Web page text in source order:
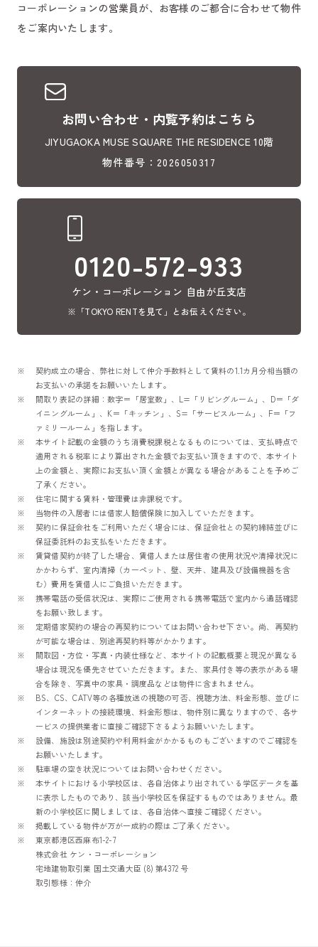
コーポレーションの営業員が、お客様のご都合に合わせて物件
をご案内いたします。
お問い合わせ・内覧予約はこちら
JIYUGAOKA MUSE SQUARE THE RESIDENCE 10階
物件番号：2026050317
0120-572-933
ケン・コーポレーション 自由が丘支店
※「TOKYO RENTを見て」とお伝えください。
契約成立の場合、弊社に対して仲介手数料として賃料の1.1カ月分相当額の
お支払いの承諾をお願いいたします。
間取り表記の詳細：数字＝「居室数」、L=「リビングルーム」、D＝「ダ
イニングルーム」、K＝「キッチン」、S=「サービスルーム」、F＝「フ
ァミリールーム」を指します。
本サイト記載の金額のうち消費税課税となるものについては、支払時点で
適用される税率により算出された金額でお支払い頂きますので、本サイト
上の金額と、実際にお支払い頂く金額とが異なる場合があることを予めご
了承ください。
住宅に関する賃料・管理費は非課税です。
当物件の入居者には借家人賠償保険に加入していただきます。
契約に保証会社をご利用いただく場合には、保証会社との契約締結並びに
保証委託料のお支払をいただきます。
賃貸借契約が終了した場合、賃借人または居住者の使用状況や清掃状況に
かかわらず、室内清掃（カーペット、壁、天井、建具及び設備機器を含
む）費用を賃借人にご負担いただきます。
携帯電話の受信状況は、実際にご使用される携帯電話で室内から通話確認
をお願い致します。
定期借家契約の場合の再契約についてはお問い合わせ下さい。尚、再契約
が可能な場合は、別途再契約料等がかかります。
間取図・方位・写真・内装仕様など、本サイトの記載概要と現況が異なる
場合は現況を優先させていただきます。また、家具付き等の表示がある場
合を除き、写真中の家具・調度品などは物件に含まれません。
BS、CS、CATV等の各種放送の視聴の可否、視聴方法、料金形態、並びに
インターネットの接続環境、料金形態は、物件別に異なりますので、各サ
ービスの提供業者に直接ご確認下さるようお願いいたします。
設備、施設は別途契約や利用料金がかかるものもございますのでご確認を
お願いいたします。
駐車場の空き状況についてはお問い合わせください。
本サイトにおける小学校区は、各自治体より出されている学区データを基
に表示したものであり、該当小学校区を保証するものではありません。最
新の小学校区に関しましては、各自治体へ直接ご確認ください。
掲載している物件が万が一成約の際はご了承ください。
東京都港区西麻布1-2-7
株式会社 ケン・コーポレーション
宅地建物取引業 国土交通大臣 (8) 第4372 号
取引態様：仲介